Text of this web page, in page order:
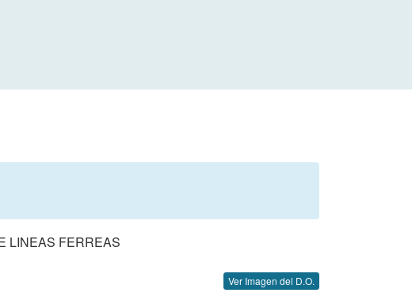
LINEAS FERREAS
Ver Imagen del D.O.